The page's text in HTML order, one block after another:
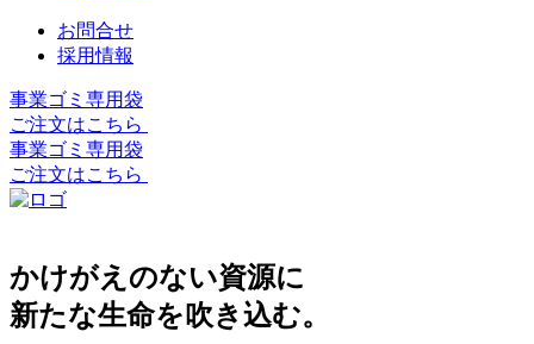
お問合せ
採用情報
事業ゴミ専用袋
ご注文はこちら
事業ゴミ専用袋
ご注文はこちら
かけがえのない資源に
新たな生命を吹き込む。